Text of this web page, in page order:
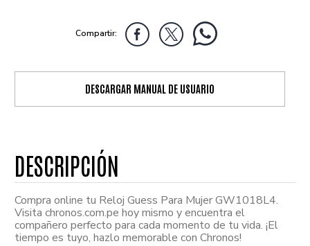
DESCARGAR MANUAL DE USUARIO
Compra online tu Reloj Guess Para Mujer GW1018L4.
Visita chronos.com.pe hoy mismo y encuentra el
compañero perfecto para cada momento de tu vida. ¡El
tiempo es tuyo, hazlo memorable con Chronos!